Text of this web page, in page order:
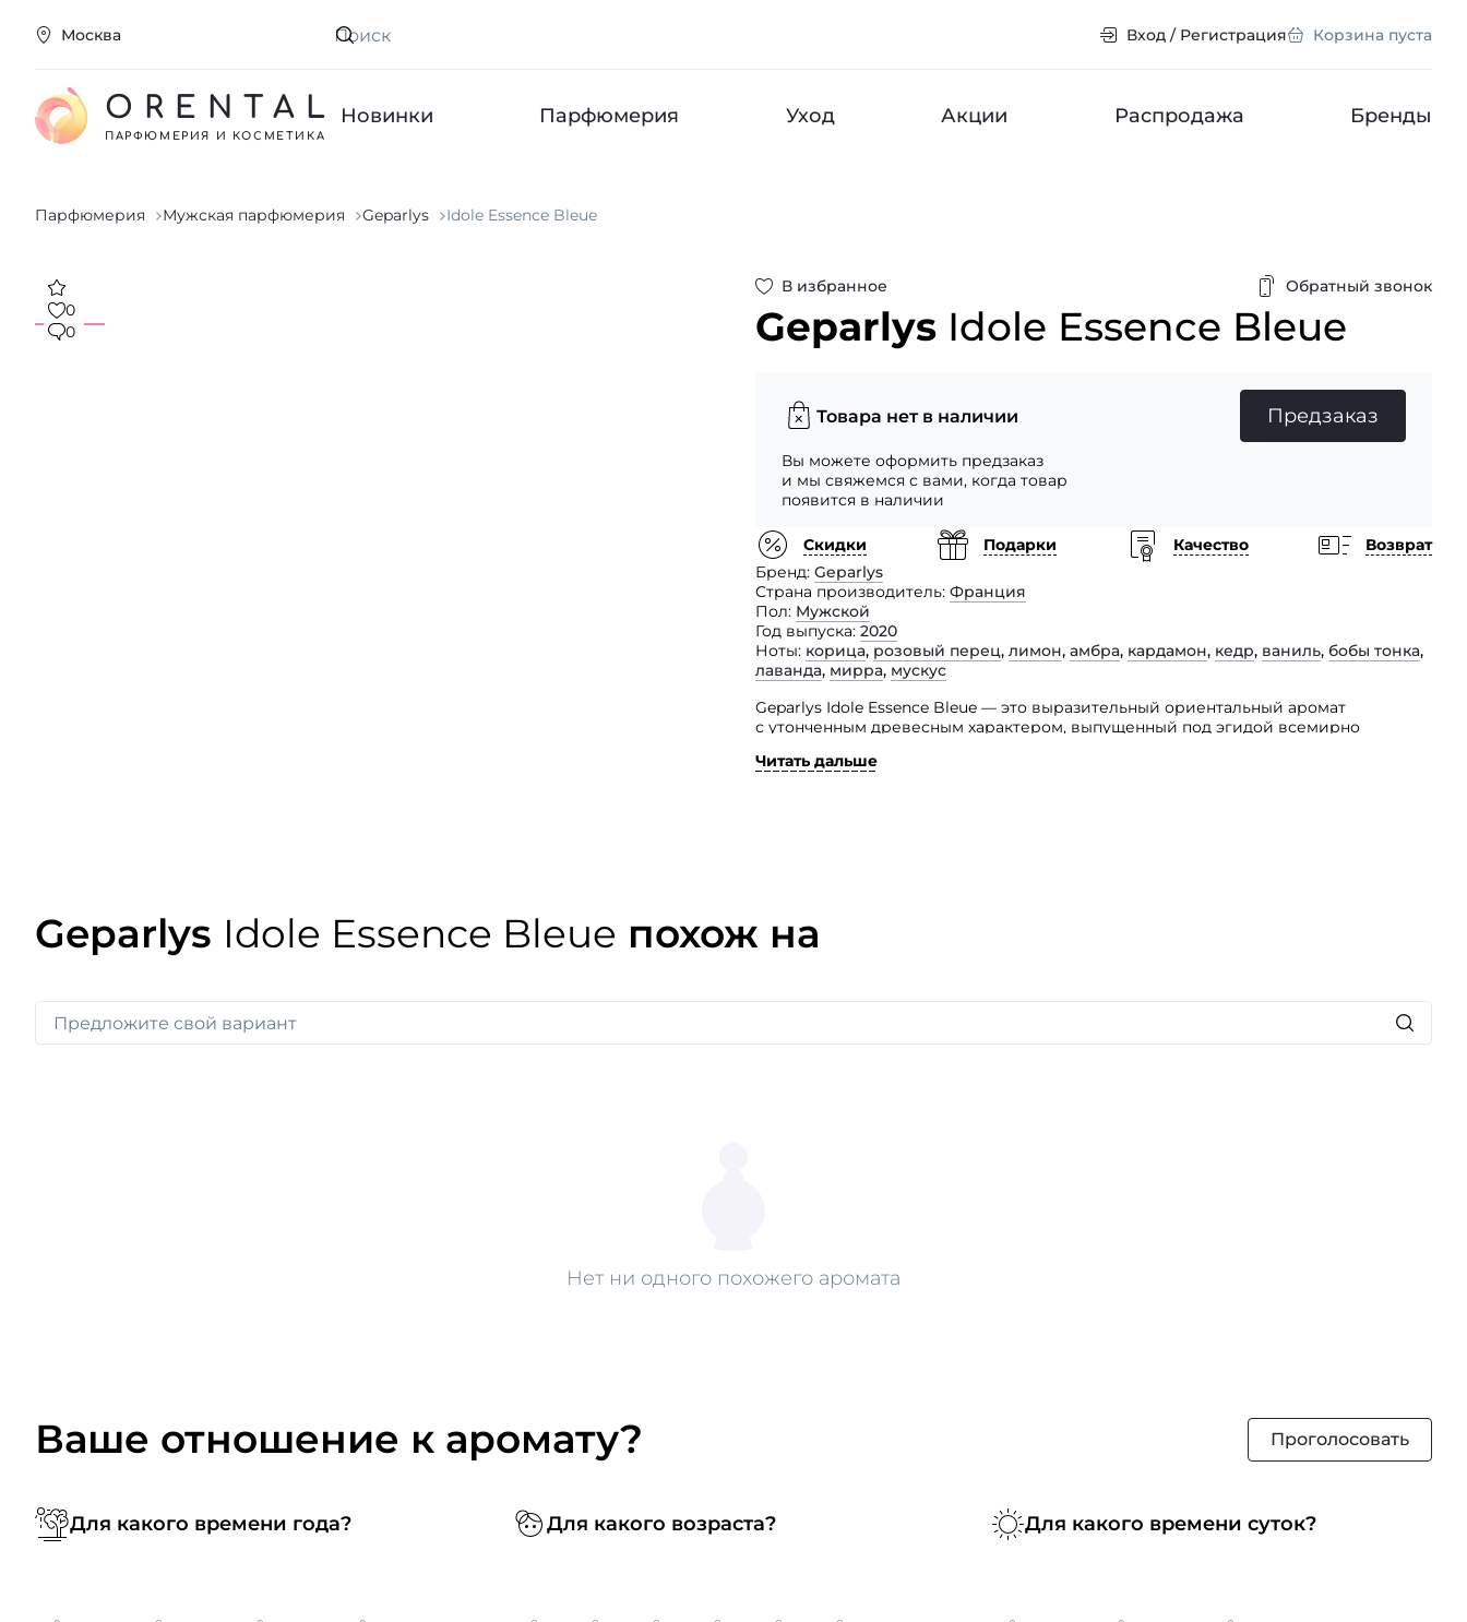
Москва Искать Вход / Регистрация Корзина пуста
ORENTAL
ПАРФЮМЕРИЯ И КОСМЕТИКА
Новинки Парфюмерия Уход Акции Распродажа Бренды
Парфюмерия Мужская парфюмерия Geparlys Idole Essence Bleue
В избранное Обратный звонок
Geparlys Idole Essence Bleue
0
0
Товара нет в наличии
Вы можете оформить предзаказ
и мы свяжемся с вами, когда товар
появится в наличии
Предзаказ
Скидки Подарки Качество
Возврат
Бренд Geparlys
Страна производитель Франция
Пол Мужской
Год выпуска 2020
Ноты корица, розовый перец, лимон, амбра, кардамон, кедр, ваниль, бобы тонка,
лаванда, мирра, мускус
Geparlys Idole Essence Bleue — это выразительный ориентальный аромат
с утонченным древесным характером, выпущенный под эгидой всемирно
Читать дальше
Geparlys Idole Essence Bleue похож на
Нет ни одного похожего аромата
Ваше отношение к аромату? Проголосовать
Для какого времени года? Для какого возраста? Для какого времени суток?